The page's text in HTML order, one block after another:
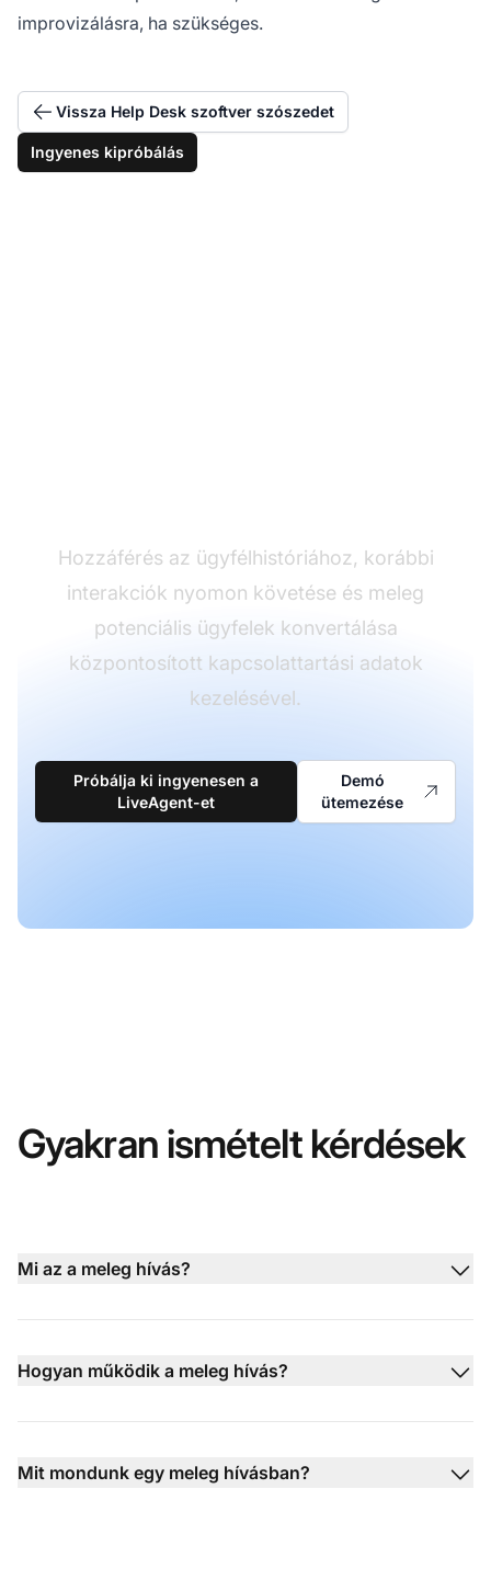
improvizálásra, ha szükséges.
Vissza Help Desk szoftver szószedet
Ingyenes kipróbálás
Hozzáférés az ügyfélhistóriához, korábbi
interakciók nyomon követése és meleg
potenciális ügyfelek konvertálása
központosított kapcsolattartási adatok
kezelésével.
Próbálja ki ingyenesen a
LiveAgent-et
Demó
ütemezése
Gyakran ismételt kérdések
Mi az a meleg hívás?
Hogyan működik a meleg hívás?
Mit mondunk egy meleg hívásban?